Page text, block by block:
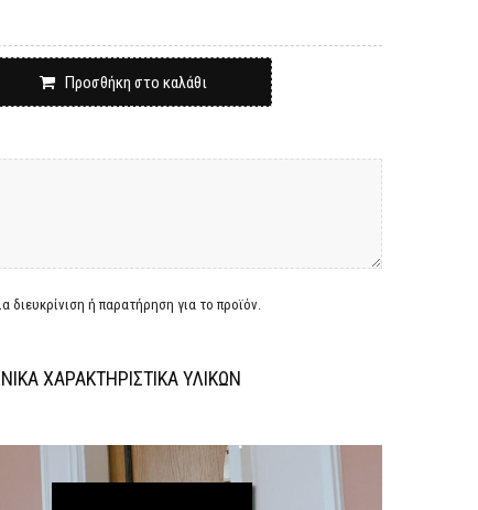
Προσθήκη στο καλάθι
διευκρίνιση ή παρατήρηση για το προϊόν.
ΧΑΡΑΚΤΗΡΙΣΤΙΚΑ ΥΛΙΚΩΝ